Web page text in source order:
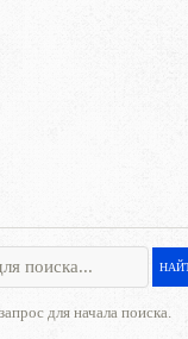
для начала поиска.